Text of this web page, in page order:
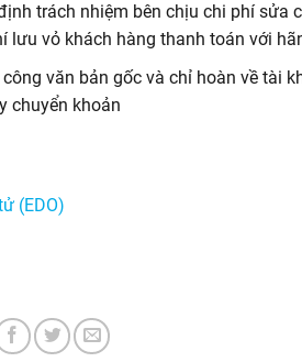
trách nhiệm bên chịu chi phí sửa
lưu vỏ khách hàng thanh toán với
văn bản gốc và chỉ hoàn về tài
chuyển khoản
(EDO)